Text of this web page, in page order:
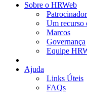
Sobre o HRWeb
Patrocinador
Um recurso
Marcos
Governança
Equipe
Ajuda
Links Úteis
FAQs